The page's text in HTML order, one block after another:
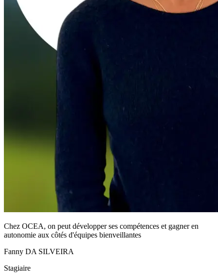
Chez OCEA, on peut développer ses compétences et gagner en
autonomie aux côtés d'équipes bienveillantes
Fanny DA SILVEIRA
Stagiaire